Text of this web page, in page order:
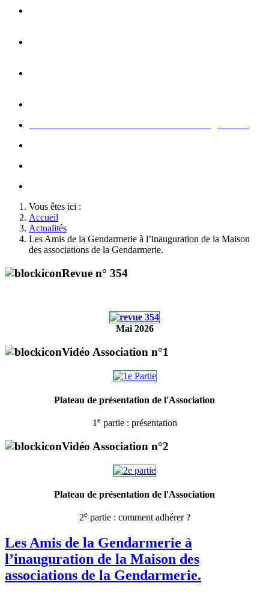
Vous êtes ici :
Accueil
Actualités
Les Amis de la Gendarmerie à l’inauguration de la Maison
des associations de la Gendarmerie.
Revue n° 354
Mai 2026
Vidéo Association n°1
Plateau de présentation de l'Association
1 epartie : présentation
Vidéo Association n°2
Plateau de présentation de l'Association
2epartie : comment adhérer ?
Les Amis de la Gendarmerie à
l’inauguration de la Maison des
associations de la Gendarmerie.